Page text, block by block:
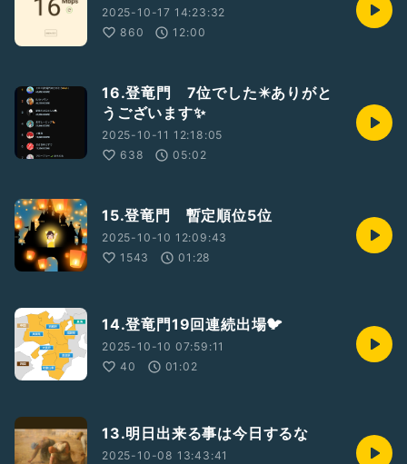
2025-10-17 14:23:32
860
12:00
16.登竜門 7位でした✴️ありがと
うございます✨
2025-10-11 12:18:05
638
05:02
15.登竜門 暫定順位5位
2025-10-10 12:09:43
1543
01:28
14.登竜門19回連続出場🐦️
2025-10-10 07:59:11
40
01:02
13.明日出来る事は今日するな
2025-10-08 13:43:41